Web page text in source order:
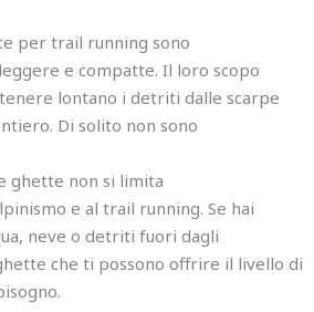
per trail running sono
e compatte. Il loro scopo
lontano i detriti dalle scarpe
Di solito non sono
ghette non si limita
e al trail running. Se hai
neve o detriti fuori dagli
che ti possono offrire il livello di